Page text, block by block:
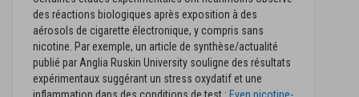
des réactions biologiques après exposition à des
aérosols de cigarette électronique, y compris sans
nicotine. Par exemple, un article de synthèse/actualité
publié par Anglia Ruskin University souligne des résultats
expérimentaux suggérant un stress oxydatif et une